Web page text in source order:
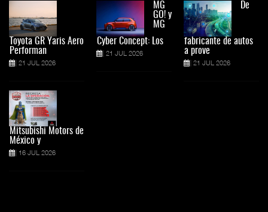
Toyota GR Yaris Aero
Performan
21 JUL 2026
Mitsubishi Motors de
México y
16 JUL 2026
MG
GO! y
MG
Cyber Concept: Los
21 JUL 2026
De
fabricante de autos
a prove
21 JUL 2026